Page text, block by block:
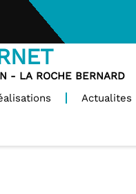
- LA ROCHE BERNARD
Actualites